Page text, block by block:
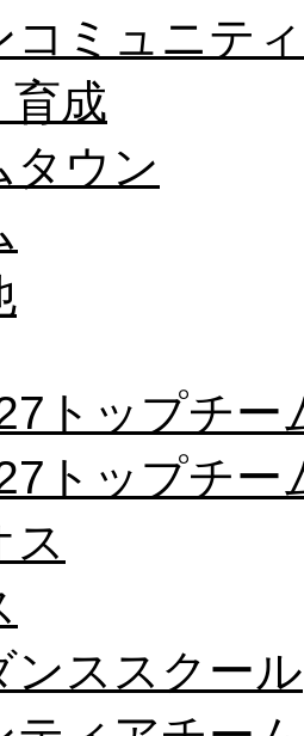
ディーア）
ー企業
コミュニティ
育成
タウン
トップチー
トップチー
ス
ンススクール